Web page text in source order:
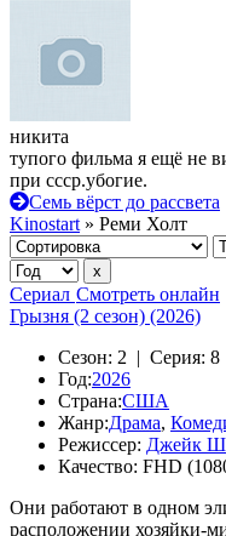
никита
тупого фильма я ещё не
при ссср.убогие.
Семь вёрст до рассвета
Kinostart » Реми Холт
Сериал Смотреть онлайн
Грызня (2 сезон) (2026)
Сезон: 2 | Серия: 8
Год:2026
Страна:США
Жанр:Драма,
Режиссер: Джейк
Качество: FHD
Они работают в одном
расположении хозяйки-